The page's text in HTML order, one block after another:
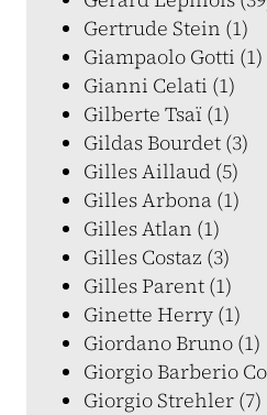
Gertrude Stein (1)
Giampaolo Gotti (1)
Gianni Celati (1)
Gilberte Tsaï (1)
Gildas Bourdet (3)
Gilles Aillaud (5)
Gilles Arbona (1)
Gilles Atlan (1)
Gilles Costaz (3)
Gilles Parent (1)
Ginette Herry (1)
Giordano Bruno (1)
Giorgio Barberio
Giorgio Strehler (7)